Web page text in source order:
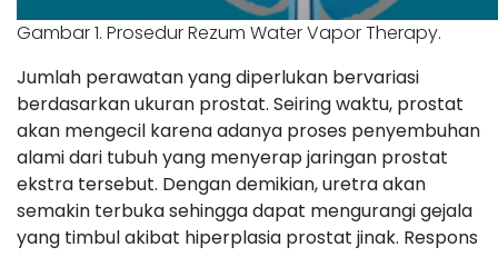
Gambar 1. Prosedur Rezum Water Vapor Therapy.
Jumlah perawatan yang diperlukan bervariasi
berdasarkan ukuran prostat. Seiring waktu, prostat
akan mengecil karena adanya proses penyembuhan
alami dari tubuh yang menyerap jaringan prostat
ekstra tersebut. Dengan demikian, uretra akan
semakin terbuka sehingga dapat mengurangi gejala
yang timbul akibat hiperplasia prostat jinak. Respons